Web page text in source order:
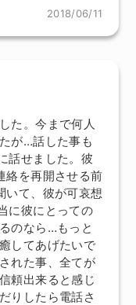
2018/06/11
た。今まで何人
が…話した事も
話せました。彼
を再開させる前
て、彼が可哀想
に彼にとっての
のなら…もっと
してあげたいで
れた事、全てが
頼出来ると感じ
りしたら電話さ